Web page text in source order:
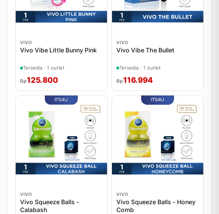
VIVO
Vivo Vibe Little Bunny Pink
Tersedia · 1 outlet
Rp125.800
VIVO
Vivo Vibe The Bullet
Tersedia · 1 outlet
Rp116.994
VIVO
Vivo Squeeze Balls -
Calabash
VIVO
Vivo Squeeze Balls - Honey
Comb